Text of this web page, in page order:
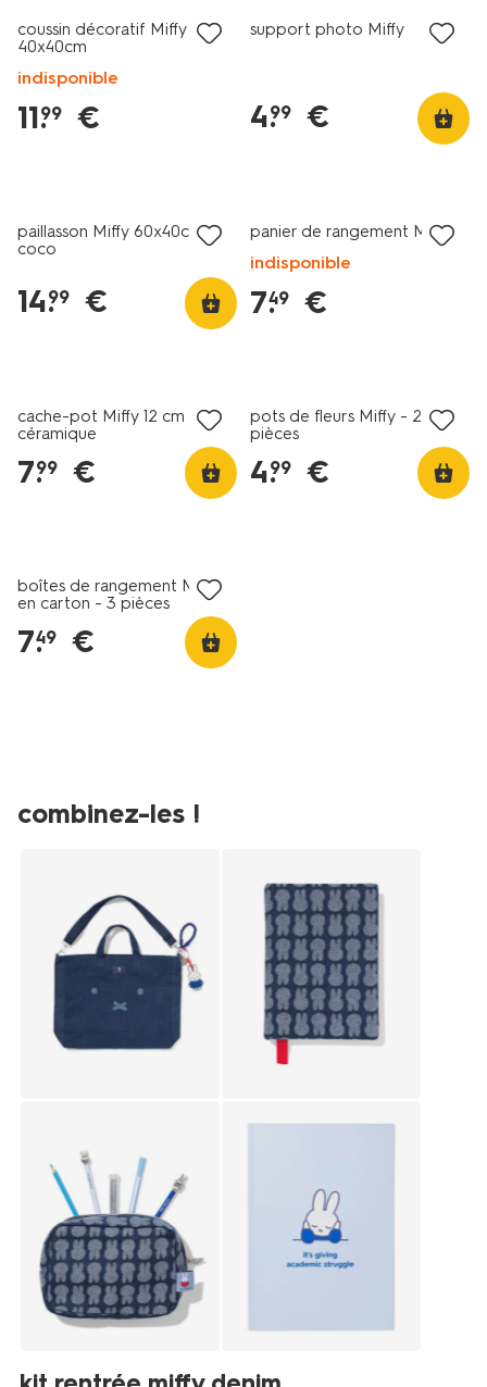
en-
carton-
-
pieces-
coussin décoratif Miffy
40x40cm
indisponible
11.
99 €
support photo Miffy
4.
99 €
paillasson Miffy 60x40cm
coco
14.
99 €
panier de rangement Miffy
indisponible
7.
49 €
cache-pot Miffy 12 cm en
céramique
7.
99 €
pots de fleurs Miffy - 2
pièces
4.
99 €
boîtes de rangement Miffy
en carton - 3 pièces
7.
49 €
combinez-les !